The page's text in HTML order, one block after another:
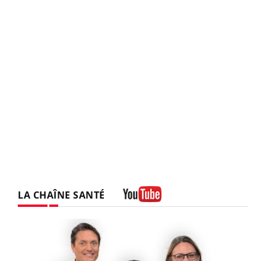
LA CHAÎNE SANTÉ